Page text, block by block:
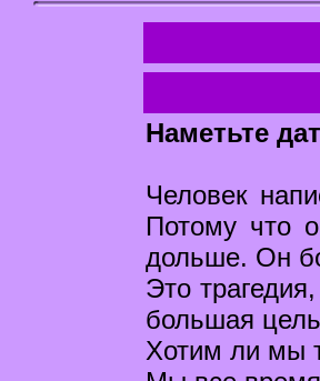
Наметьте
Человек
Потому что
дольше. Он
Это
большая
Хотим ли мы